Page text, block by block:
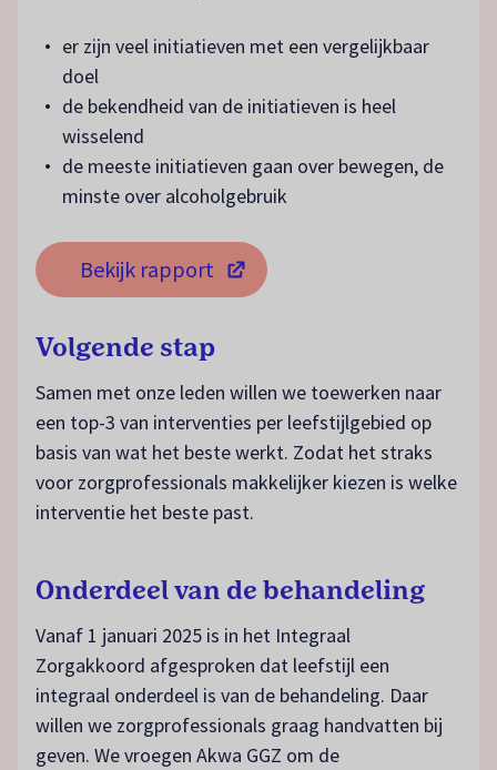
er zijn veel initiatieven met een vergelijkbaar
doel
de bekendheid van de initiatieven is heel
wisselend
de meeste initiatieven gaan over bewegen, de
minste over alcoholgebruik
Bekijk rapport
(opent in een nieuw tabblad)
Volgende stap
Samen met onze leden willen we toewerken naar
een top-3 van interventies per leefstijlgebied op
basis van wat het beste werkt. Zodat het straks
voor zorgprofessionals makkelijker kiezen is welke
interventie het beste past.
Onderdeel van de behandeling
Vanaf 1 januari 2025 is in het Integraal
Zorgakkoord afgesproken dat leefstijl een
integraal onderdeel is van de behandeling. Daar
willen we zorgprofessionals graag handvatten bij
geven. We vroegen Akwa GGZ om de